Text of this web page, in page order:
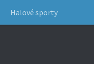
Halové sporty